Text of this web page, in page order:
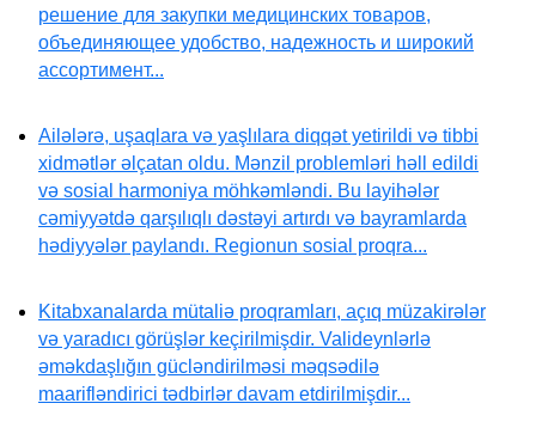
решение для закупки медицинских товаров,
объединяющее удобство, надежность и широкий
ассортимент...
Ailələrə, uşaqlara və yaşlılara diqqət yetirildi və tibbi
xidmətlər əlçatan oldu. Mənzil problemləri həll edildi
və sosial harmoniya möhkəmləndi. Bu layihələr
cəmiyyətdə qarşılıqlı dəstəyi artırdı və bayramlarda
hədiyyələr paylandı. Regionun sosial proqra...
Kitabxanalarda mütaliə proqramları, açıq müzakirələr
və yaradıcı görüşlər keçirilmişdir. Valideynlərlə
əməkdaşlığın gücləndirilməsi məqsədilə
maarifləndirici tədbirlər davam etdirilmişdir...